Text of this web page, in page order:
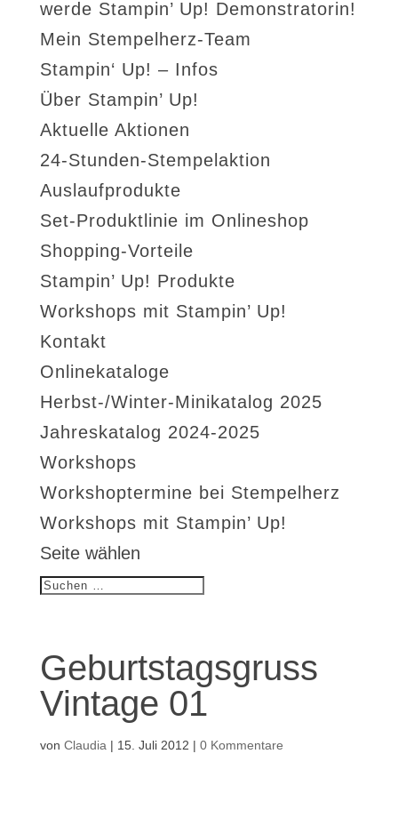
werde Stampin’ Up! Demonstratorin!
Mein Stempelherz-Team
Stampin‘ Up! – Infos
Über Stampin’ Up!
Aktuelle Aktionen
24-Stunden-Stempelaktion
Auslaufprodukte
Set-Produktlinie im Onlineshop
Shopping-Vorteile
Stampin’ Up! Produkte
Workshops mit Stampin’ Up!
Kontakt
Onlinekataloge
Herbst-/Winter-Minikatalog 2025
Jahreskatalog 2024-2025
Workshops
Workshoptermine bei Stempelherz
Workshops mit Stampin’ Up!
Seite wählen
Geburtstagsgruss
Vintage 01
von Claudia | 15. Juli 2012 | 0 Kommentare